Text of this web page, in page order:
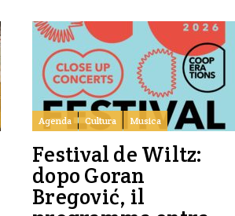
Agenda Cultura Musica
Festival de Wiltz:
dopo Goran
Bregović, il